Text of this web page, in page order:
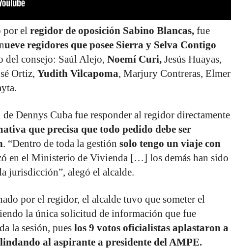
por el regidor de oposición Sabino Blancas, fue
ueve regidores que posee Sierra y Selva Contigo
del consejo: Saúl Alejo, Noemí Curi, Jesús Huayas,
Ortiz, Yudith Vilcapoma, Marjury Contreras, Elmer
Dennys Cuba fue responder al regidor directamente
que precisa que todo pedido debe ser
. “Dentro de toda la gestión solo tengo un viaje con
en el Ministerio de Vivienda […] los demás han sido
jurisdicción”, alegó el alcalde.
por el regidor, el alcalde tuvo que someter el
la única solicitud de información que fue
la sesión, pues los 9 votos oficialistas aplastaron a
al aspirante a presidente del AMPE.